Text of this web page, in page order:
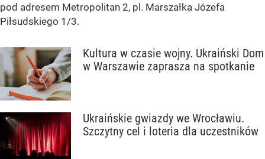
pod adresem Metropolitan 2, pl. Marszałka Józefa
Piłsudskiego 1/3.
Kultura w czasie wojny. Ukraiński Dom
w Warszawie zaprasza na spotkanie
Ukraińskie gwiazdy we Wrocławiu.
Szczytny cel i loteria dla uczestników